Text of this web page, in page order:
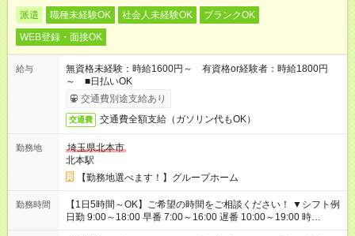
派遣 職種未経験OK 社会人未経験OK
ブランクOK
WEB登録・面接OK
給与
無資格未経験：時給1600円～ 有資格or経験者：時給1800円
～ ■日払いOK
交通費別途支給あり
交通費 交通費全額支給（ガソリン代もOK）
勤務地
埼玉県北本市
北本駅
【勤務地選べます！】グループホーム
勤務時間
【1日5時間～OK】ご希望の時間をご相談ください！ ▼シフト例
日勤 9:00～18:00 早番 7:00～16:00 遅番 10:00～19:00 時
短 10:00～15:00 上記はあくまで一例です。 「夕方までには帰宅